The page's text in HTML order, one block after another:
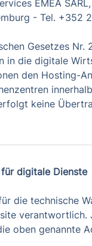
EMEA
- Tel. +352
Gesetzes Nr.
in die digitale
den Hosting-
keine
digitale Dienste
die technische
verantwortlich.
oben genannte